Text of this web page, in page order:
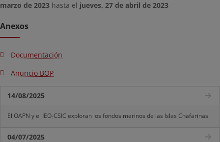
marzo de 2023 hasta el jueves, 27 de abril de 2023
Anexos
Documentación
Anuncio BOP
14/08/2025
El OAPN y el IEO-CSIC exploran los fondos marinos de las Islas Chafarinas
04/07/2025